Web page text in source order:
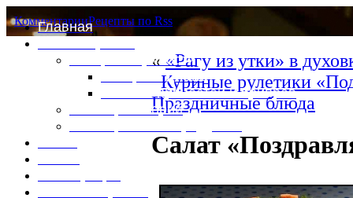
Главная
Специи и пряности
Специи и диета
Каталог пряностей и приправ
Таблица калорий
КомментарииРецепты по Rss
««Рагу из утки» в
Куриные рулетики
Праздничные блюда
Салат